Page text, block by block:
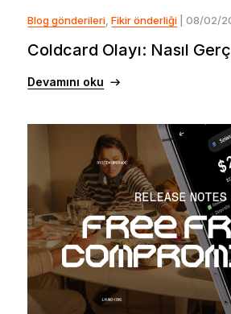
Blog gönderileri ,Fikir önderliği | 08/02/
Coldcard Olayı: Nasıl
Devamını oku